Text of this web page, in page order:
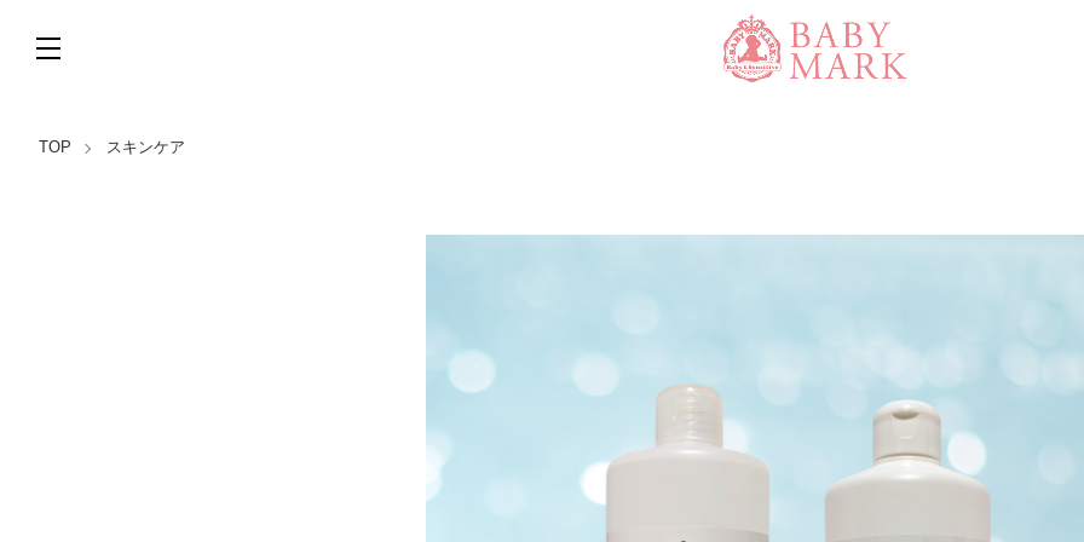
TOP スキンケア